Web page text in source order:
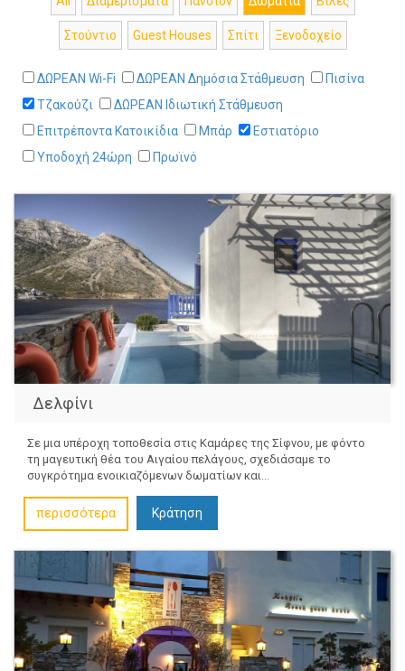
Στούντιο Guest Houses Σπίτι Ξενοδοχείο
ΔΩΡΕΑΝ Wi-Fi ΔΩΡΕΑΝ Δημόσια Στάθμευση
Πισίνα
Τζακούζι
ΔΩΡΕΑΝ Ιδιωτική Στάθμευση
Επιτρέποντα Κατοικίδια
Μπάρ
Εστιατόριο
Υποδοχή 24ώρη
Πρωϊνό
Δελφίνι
Σε μια υπέροχη τοποθεσία στις Καμάρες της Σίφνου, με φόντο
τη μαγευτική θέα του Αιγαίου πελάγους, σχεδιάσαμε το
συγκρότημα ενοικιαζόμενων δωματίων και...
περισσότερα Κράτηση